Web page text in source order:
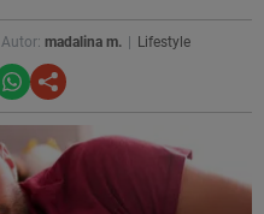
Autor: madalina m. Lifestyle